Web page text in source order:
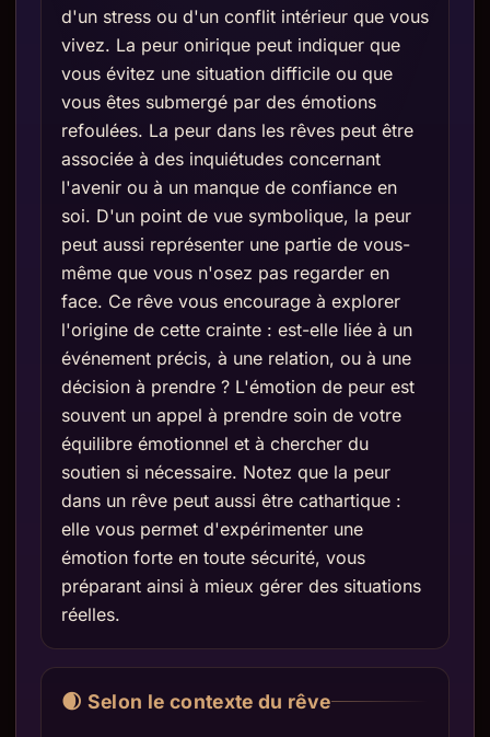
d'un stress ou d'un conflit intérieur que vous
vivez. La peur onirique peut indiquer que
vous évitez une situation difficile ou que
vous êtes submergé par des émotions
refoulées. La peur dans les rêves peut être
associée à des inquiétudes concernant
l'avenir ou à un manque de confiance en
soi. D'un point de vue symbolique, la peur
peut aussi représenter une partie de vous-
même que vous n'osez pas regarder en
face. Ce rêve vous encourage à explorer
l'origine de cette crainte : est-elle liée à un
événement précis, à une relation, ou à une
décision à prendre ? L'émotion de peur est
souvent un appel à prendre soin de votre
équilibre émotionnel et à chercher du
soutien si nécessaire. Notez que la peur
dans un rêve peut aussi être cathartique :
elle vous permet d'expérimenter une
émotion forte en toute sécurité, vous
préparant ainsi à mieux gérer des situations
réelles.
🌒 Selon le contexte du rêve